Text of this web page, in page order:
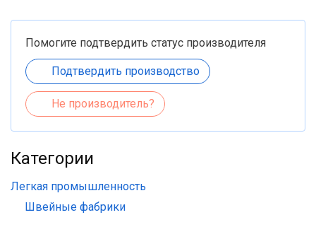
Помогите подтвердить статус производителя
Подтвердить производство
Не производитель?
Категории
Легкая промышленность
Швейные фабрики